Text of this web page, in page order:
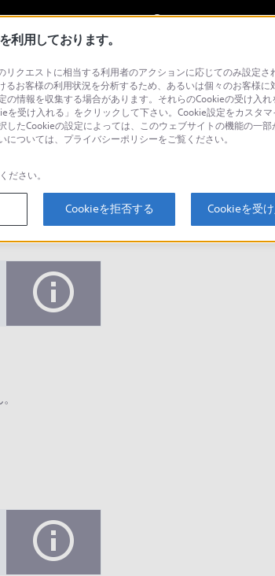
ョン
利用しております。
クエストに相当する利用者のアクションに応じてのみ設定
お客様の利用状況を分析するため、あるいは個々のお客様
情報を収集する場合があります。それらのCookieの受け入
受け入れる」をクリックして下さい。Cookie設定をカスタ
たCookieの設定によっては、このウェブサイトの機能の一
ついては、プライバシーポリシーをご覧ください。
ださい。
Cookieを拒否する Cookieを受